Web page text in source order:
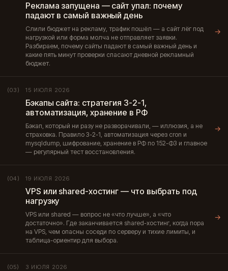
Реклама запущена — сайт упал: почему
падают в самый важный день
Слили бюджет на рекламу, трафик пошёл — а сайт лёг под
нагрузкой или форма молча не отправляет заявки.
Разбираем, почему сайты падают в самый важный день и
какие пять минут проверки спасают дневной рекламный
бюджет.
→
(03) 15 ИЮЛЯ 2026
Бэкапы сайта: стратегия 3-2-1,
автоматизация, хранение в РФ
Бэкап, который ни разу не разворачивали, — иллюзия, а не
страховка. Правило 3-2-1, автоматизация через cron и
mysqldump, шифрование, хранение в РФ по 152-ФЗ и главное
— регулярный тест восстановления.
→
(04) 19 ИЮЛЯ 2026
VPS или shared-хостинг — что выбрать под
нагрузку
VPS или shared — вопрос не «что лучше», а «что
достаточно». Где заканчивается shared-хостинг, когда пора
на VPS, чем опасны соседи по серверу и тихие лимиты, и
таблица-ориентир для выбора.
→
(05) 3 ИЮЛЯ 2026